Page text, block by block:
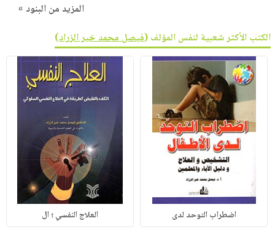
المزيد من البنود »
الكتب الأكثر شعبية لنفس المؤلف (فيصل محمد خير الزراد)
اضطراب التوحد لدى العلاج النفسي ؛ ال